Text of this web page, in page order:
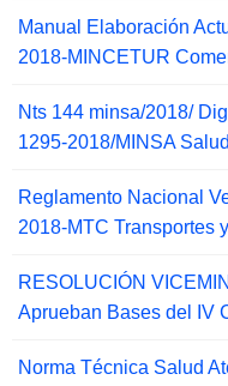
Manual Elaboración
2018-MINCETUR
Nts 144 minsa/2018/
1295-2018/MINSA Salud
Reglamento Nacional
2018-MTC Transportes
RESOLUCIÓN
Aprueban Bases del IV
Norma Técnica Salud